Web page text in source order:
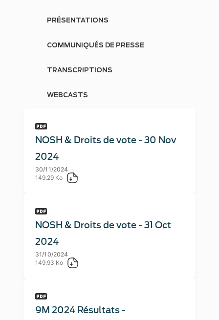
PRÉSENTATIONS
COMMUNIQUÉS DE PRESSE
TRANSCRIPTIONS
WEBCASTS
NOSH & Droits de vote - 30 Nov
2024
30/11/2024
149.29 Ko
NOSH & Droits de vote - 31 Oct
2024
31/10/2024
149.93 Ko
9M 2024 Résultats -